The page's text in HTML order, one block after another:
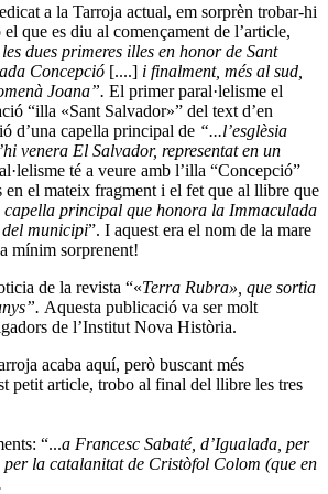
a la Tarroja actual, em sorprèn trobar-hi
el que es diu al començament de l’article,
dues primeres illes en honor de Sant
Concepció [....] i finalment, més al sud,
Joana”. El primer paral·lelisme el
“illa «Sant Salvador»” del text d’en
d’una capella principal de “...l’esglèsia
venera El Salvador, representat en un
té a veure amb l’illa “Concepció”
en el mateix fragment i el fet que al llibre que
capella principal que honora la Immaculada
municipi”. I aquest era el nom de la mare
mínim sorprenent!
de la revista “«Terra Rubra» , que sortia
Aquesta publicació va ser molt
de l’Institut Nova Història.
acaba aquí, però buscant més
petit article, trobo al final del llibre les tres
“...a Francesc Sabaté, d’Igualada, per
per la catalanitat de Cristòfol Colom (que en